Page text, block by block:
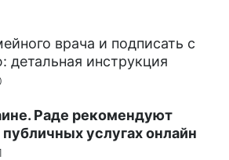
врача и подписать с
детальная инструкция
Раде рекомендуют
публичных услугах онлайн